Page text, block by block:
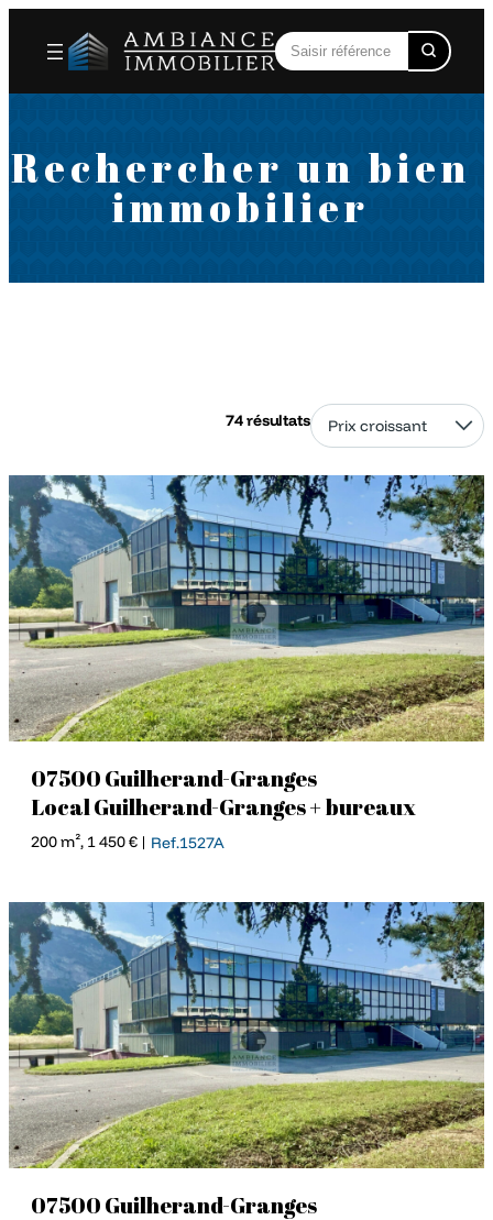
Rechercher un bien
immobilier
74 résultats
07500 Guilherand-Granges
Local Guilherand-Granges + bureaux
200 m², 1 450 € | Ref.1527A
07500 Guilherand-Granges